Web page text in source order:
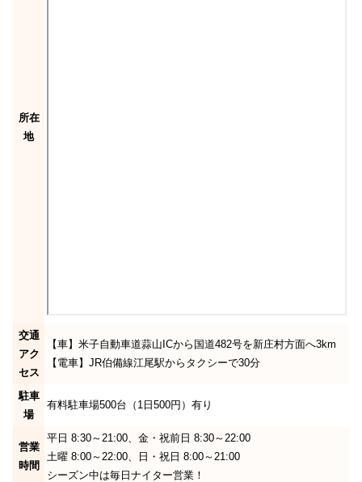
所在
地
交通
アク
セス
【車】米子自動車道蒜山ICから国道482号を新庄村方面へ3km
【電車】JR伯備線江尾駅からタクシーで30分
駐車
場
有料駐車場500台（1日500円）有り
営業
時間
平日 8:30～21:00、金・祝前日 8:30～22:00
土曜 8:00～22:00、日・祝日 8:00～21:00
シーズン中は毎日ナイター営業！